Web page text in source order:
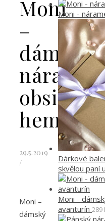
Moni
–
dámský
náramek
obsidián
hematit
29.5.2019
/
Moni –
dámský
Moni -
Dárkové
skvělou paní
Moni -
avanturín 289